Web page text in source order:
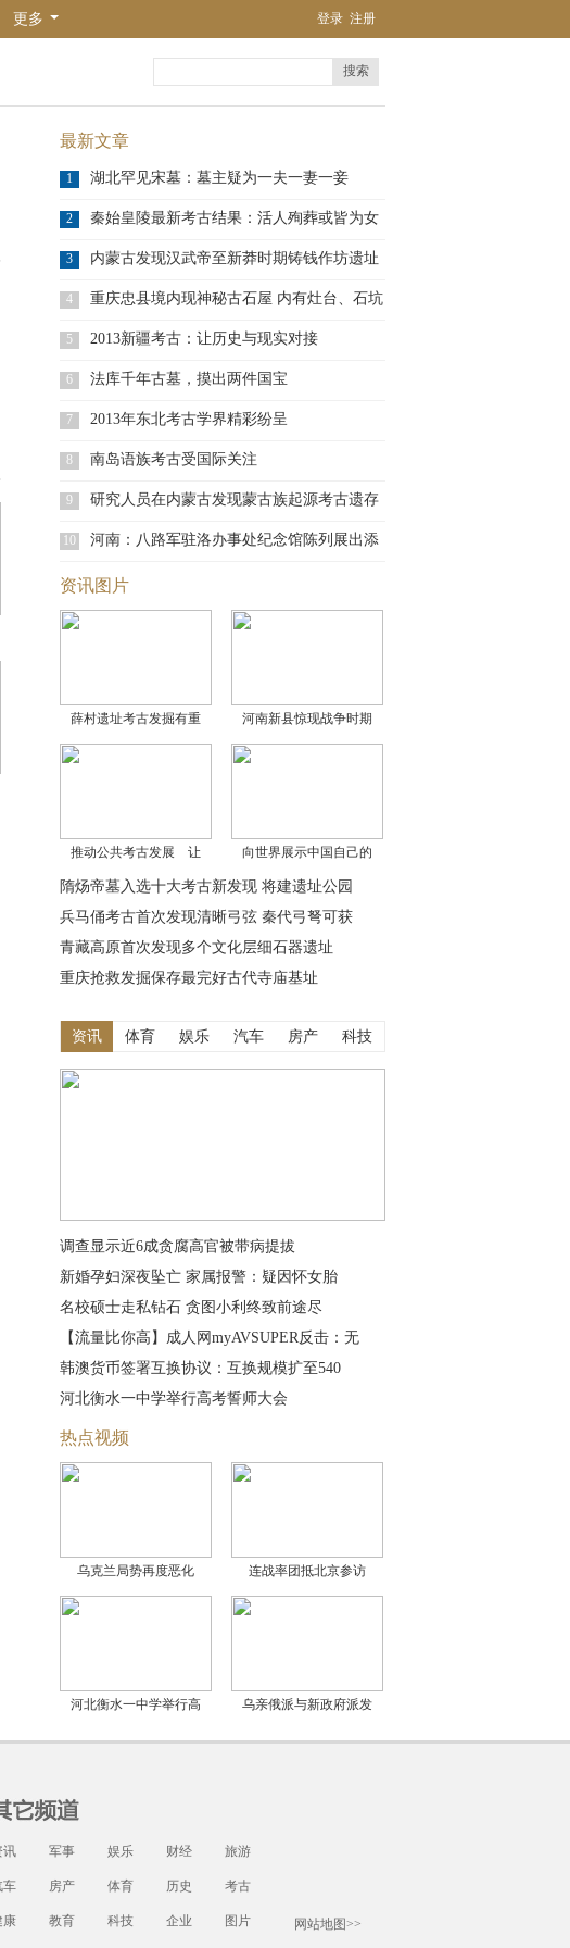
更多 登录 注册
搜索
最新文章
1 湖北罕见宋墓：墓主疑为一夫一妻一妾
2
秦始皇陵最新考古结果：活人殉葬或皆为女
性
3 内蒙古发现汉武帝至新莽时期铸钱作坊遗址
4 重庆忠县境内现神秘古石屋 内有灶台、石坑
5 2013新疆考古：让历史与现实对接
6 法库千年古墓，摸出两件国宝
7 2013年东北考古学界精彩纷呈
8 南岛语族考古受国际关注
9 研究人员在内蒙古发现蒙古族起源考古遗存
10
河南：八路军驻洛办事处纪念馆陈列展出添
资讯图片
薛村遗址考古发掘有重 河南新县惊现战争时期
推动公共考古发展 让 向世界展示中国自己的
隋炀帝墓入选十大考古新发现 将建遗址公园
兵马俑考古首次发现清晰弓弦 秦代弓弩可获
青藏高原首次发现多个文化层细石器遗址
重庆抢救发掘保存最完好古代寺庙基址
资讯 体育 娱乐 汽车 房产 科技
调查显示近6成贪腐高官被带病提拔
新婚孕妇深夜坠亡 家属报警：疑因怀女胎
名校硕士走私钻石 贪图小利终致前途尽
【流量比你高】成人网myAVSUPER反击：无
韩澳货币签署互换协议：互换规模扩至540
河北衡水一中学举行高考誓师大会
热点视频
乌克兰局势再度恶化 连战率团抵北京参访
河北衡水一中学举行高 乌亲俄派与新政府派发
讯 军事 娱乐 财经 旅游
车 房产 体育 历史 考古
康 教育 科技 企业 图片 网站地图>>